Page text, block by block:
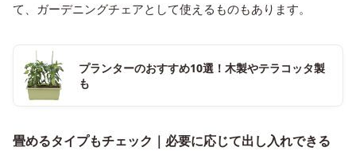
て、ガーデニングチェアとして使えるものもあります。
プランターのおすすめ10選！木製やテラコッタ製
も
畳めるタイプもチェック｜必要に応じて出し入れできる